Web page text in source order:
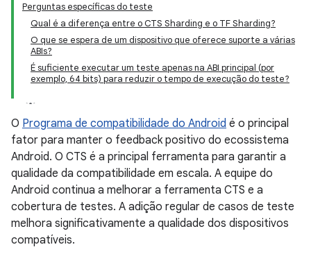
Perguntas específicas do teste
Qual é a diferença entre o CTS Sharding e o TF Sharding?
O que se espera de um dispositivo que oferece suporte a várias
ABIs?
É suficiente executar um teste apenas na ABI principal (por
exemplo, 64 bits) para reduzir o tempo de execução do teste?
O Programa de compatibilidade do Android é o principal
fator para manter o feedback positivo do ecossistema
Android. O CTS é a principal ferramenta para garantir a
qualidade da compatibilidade em escala. A equipe do
Android continua a melhorar a ferramenta CTS e a
cobertura de testes. A adição regular de casos de teste
melhora significativamente a qualidade dos dispositivos
compatíveis.